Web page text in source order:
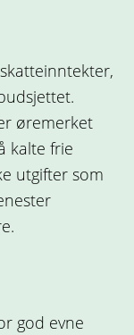
øremerket
kalte frie
utgifter som
god evne